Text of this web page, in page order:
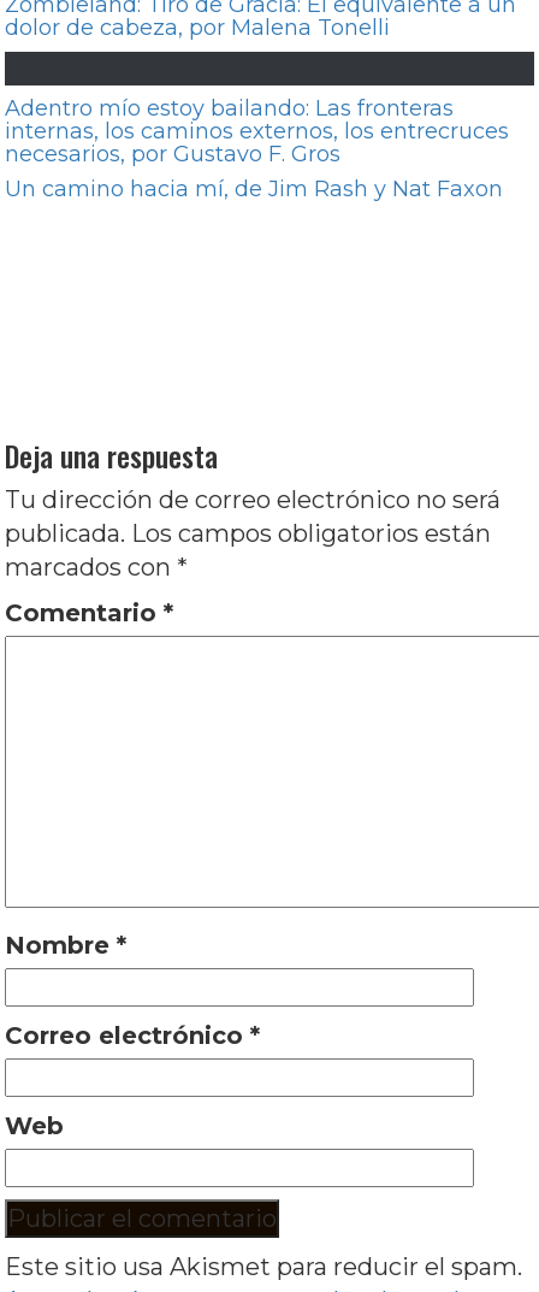
dolor de cabeza, por Malena Tonelli
Adentro mío estoy bailando: Las fronteras
internas, los caminos externos, los entrecruces
necesarios, por Gustavo F. Gros
Un camino hacia mí, de Jim Rash y Nat Faxon
Deja una respuesta
Tu dirección de correo electrónico no será
publicada. Los campos obligatorios están
marcados con *
Comentario*
Nombre*
Correo electrónico*
Web
Este sitio usa Akismet para reducir el spam.